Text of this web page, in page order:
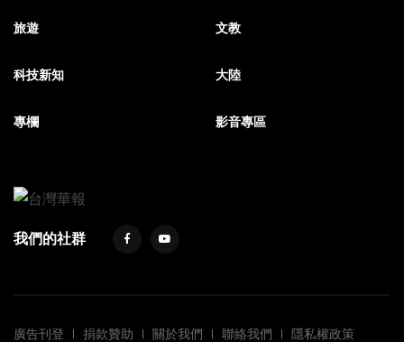
旅遊 文教
科技新知 大陸
專欄 影音專區
我們的社群
廣告刊登 捐款贊助 關於我們 聯絡我們 隱私權政策